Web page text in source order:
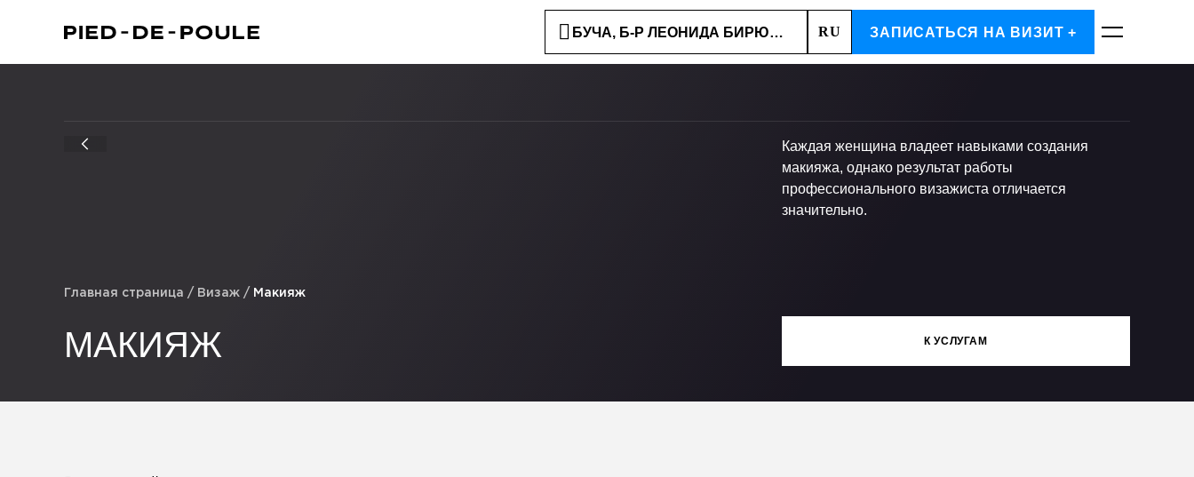
БУЧА, Б-Р ЛЕОНИДА БИРЮКОВА, 2RU ЗАПИСАТЬСЯ НА ВИЗИТ +
Главная страница / Визаж / Макияж
МАКИЯЖ
Каждая женщина владеет навыками создания
макияжа, однако результат работы
профессионального визажиста отличается
значительно.
К УСЛУГАМ